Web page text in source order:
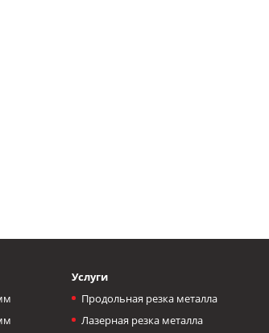
Услуги
Продольная резка металла
Лазерная резка металла